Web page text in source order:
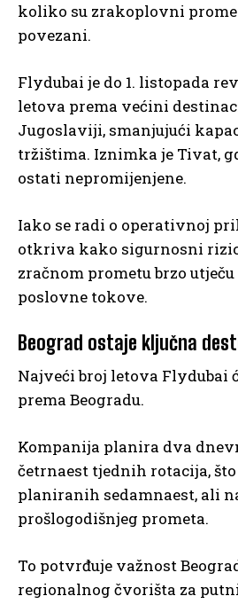
koliko su zrakoplovni
povezani.
Flydubai je do 1. listopada
letova prema većini
Jugoslaviji, smanjujući
tržištima. Iznimka je Tivat,
ostati nepromijenjene.
Iako se radi o operativnoj
otkriva kako sigurnosni
zračnom prometu brzo
poslovne tokove.
Beograd ostaje ključna
Najveći broj letova Flydubai
prema Beogradu.
Kompanija planira dva
četrnaest tjednih rotacija,
planiranih sedamnaest, ali
prošlogodišnjeg prometa.
To potvrđuje važnost
regionalnog čvorišta za